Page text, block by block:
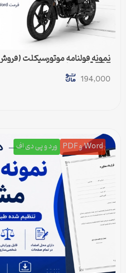
PDF قابل ویرایش
194,000
Word و PDF ورد و پی دی اف